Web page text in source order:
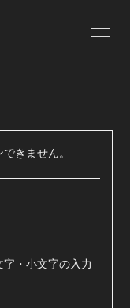
きません。
・小文字の入力